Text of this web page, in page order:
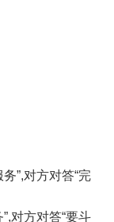
”,对方对答“完
对方对答“要斗